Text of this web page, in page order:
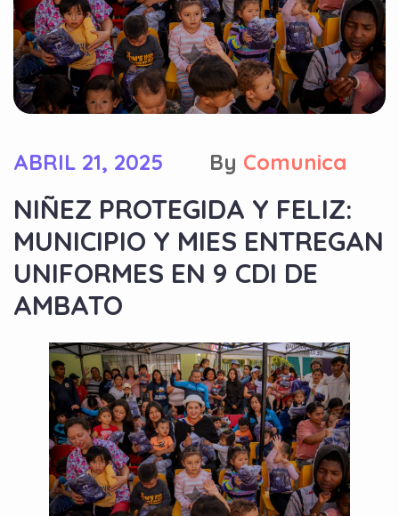
ABRIL 21, 2025 By Comunica
NIÑEZ PROTEGIDA Y FELIZ:
MUNICIPIO Y MIES ENTREGAN
UNIFORMES EN 9 CDI DE
AMBATO